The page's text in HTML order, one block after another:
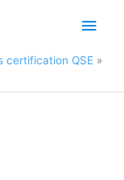
certification QSE